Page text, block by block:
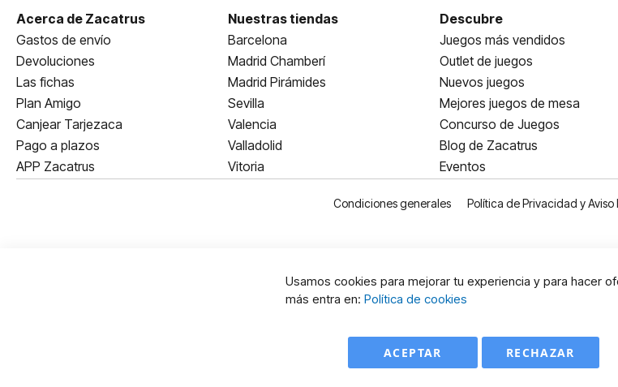
Acerca de Zacatrus
Gastos de envío
Devoluciones
Las fichas
Plan Amigo
Canjear Tarjezaca
Pago a plazos
APP Zacatrus
Nuestras tiendas
Barcelona
Madrid Chamberí
Madrid Pirámides
Sevilla
Valencia
Valladolid
Vitoria
Descubre
Juegos más vendidos
Outlet de juegos
Nuevos juegos
Mejores juegos de mesa
Concurso de Juegos
Blog de Zacatrus
Eventos
Condiciones generales Política de Privacidad y Aviso
Usamos cookies para mejorar tu experiencia y para hacer
más entra en: Política de cookies
ACEPTAR RECHAZAR